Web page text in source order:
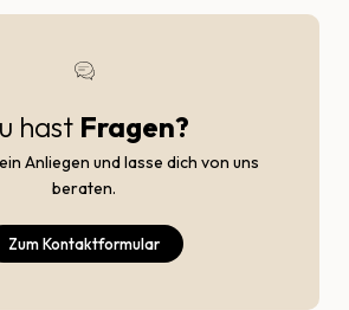
hast Fragen?
Anliegen und lasse dich von uns
beraten.
Zum Kontaktformular